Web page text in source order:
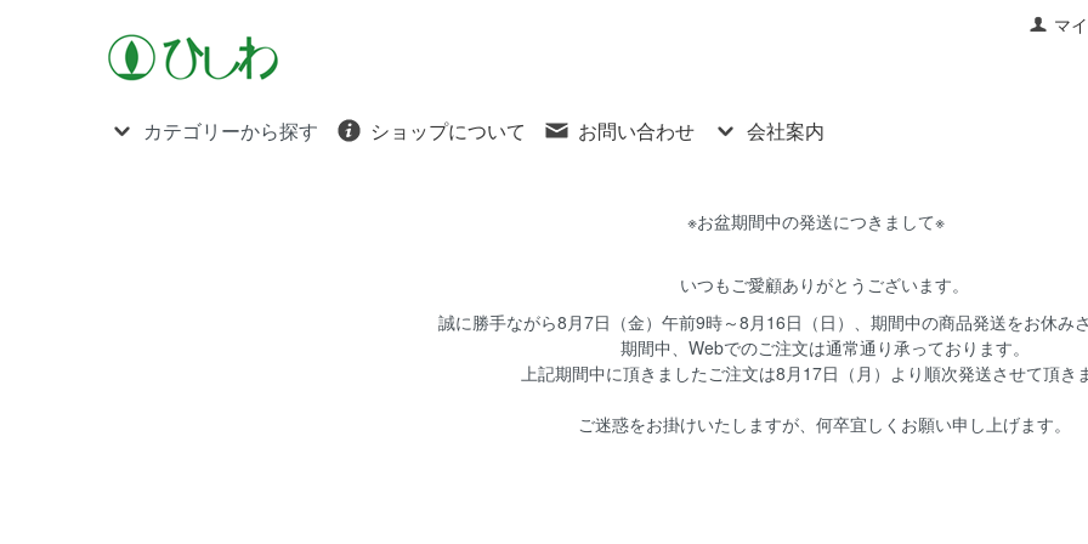
マ
カテゴリーから探す ショップについて お問い合わせ 会社案内
※お盆期間中の発送につきまして※
いつもご愛顧ありがとうございます。
誠に勝手ながら8月7日（金）午前9時～8月16日（日）、期間中の商品発送をお休み
期間中、Webでのご注文は通常通り承っております。
上記期間中に頂きましたご注文は8月17日（月）より順次発送させて頂き
ご迷惑をお掛けいたしますが、何卒宜しくお願い申し上げます。